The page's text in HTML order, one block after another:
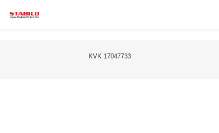
KVK 17047733